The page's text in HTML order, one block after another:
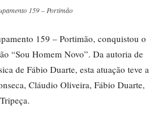
159 – Portimão
159 – Portimão, conquistou o
“Sou Homem Novo”. Da autoria de
de Fábio Duarte, esta atuação teve a
Cláudio Oliveira, Fábio Duarte,